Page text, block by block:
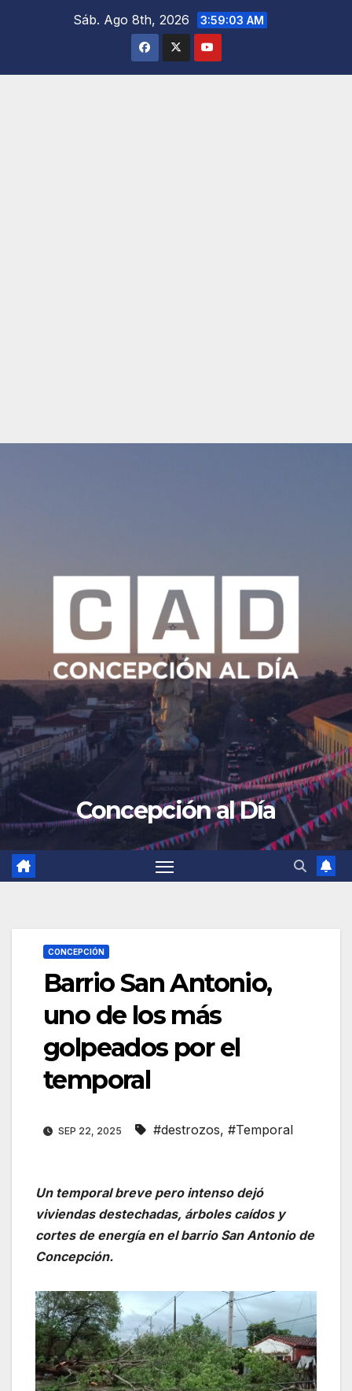
Sáb. Ago 8th, 2026 3:59:05 AM
Concepción al Día
CONCEPCIÓN
Barrio San Antonio,
uno de los más
golpeados por el
temporal
SEP 22, 2025 #destrozos, #Temporal
Un temporal breve pero intenso dejó
viviendas destechadas, árboles caídos y
cortes de energía en el barrio San Antonio de
Concepción.